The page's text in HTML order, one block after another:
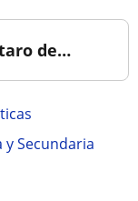
de…
y Secundaria